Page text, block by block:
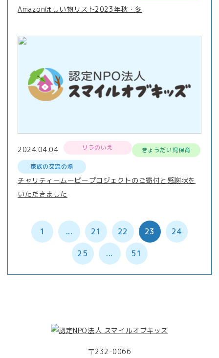
Amazonほしい物リスト2023年秋・冬
2024.04.04 リラのいえ
きょうだい児保育
家族の交流の場
チャリティームービープロジェクトのご寄付と感謝状を
いただきました
1 ... 21 22 23 24
25 ... 51
〒232-0066